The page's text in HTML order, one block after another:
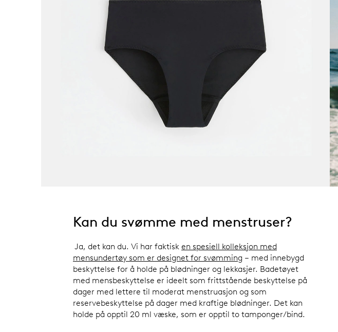
Kan du svømme med menstruser?
Ja, det kan du. Vi har faktisk en spesiell kolleksjon med
mensundertøy som er designet for svømming – med innebygd
beskyttelse for å holde på blødninger og lekkasjer. Badetøyet
med mensbeskyttelse er ideelt som frittstående beskyttelse på
dager med lettere til moderat menstruasjon og som
reservebeskyttelse på dager med kraftige blødninger. Det kan
holde på opptil 20 ml væske, som er opptil to tamponger/bind.